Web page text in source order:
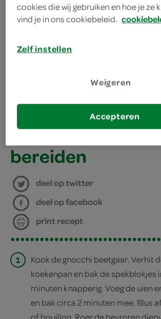
2 rode uien
1 eetlepel olijfolie
bereiden
deel op twitter
deel op facebook
print recept
1
Kook de gnocchi beetgaar. Verhit
koekenpan en bak de spekblokjes
minuten knapperig. Voeg de uien
en bak circa 2 minuten mee. Blus
of bouillon. Roer de bevroren
cookies die wij gebruiken en hoe je ze
vind je in ons cookiebeleid.
Zelf instellen
Weigeren
Accepteren